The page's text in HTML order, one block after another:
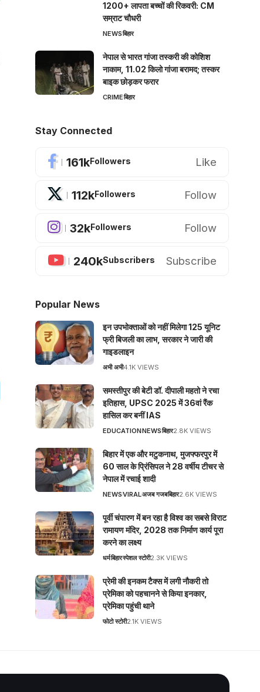
1200+ लापता बच्चों की रिकवरी: CM
सम्राट चौधरी
NEWSबिहार
नेपाल से भारत गांजा तस्करी की कोशिश
नाकाम, 11.02 किलो गांजा बरामद; तस्कर
बाइक छोड़कर फरार
CRIMEबिहार
Stay Connected
161kFollowers Like
112kFollowers Follow
32kFollowers Follow
240kSubscribers Subscribe
Popular News
इन उपभोक्ताओं को नहीं मिलेगा 125 यूनिट
फ्री बिजली का लाभ, सरकार ने जारी की
गाइडलाइन
अभी अभी4.1K VIEWS
समस्तीपुर की बेटी डॉ. दीपाली महतो ने रचा
इतिहास, UPSC 2025 में 36वां रैंक
हासिल कर बनीं IAS
EDUCATIONNEWSबिहार2.8K VIEWS
बिहार में एक और मटुकनाथ, मुजफ्फरपुर में
60 साल के प्रिंसिपल ने 28 वर्षीय टीचर से
नेपाल में रचाई शादी
NEWSVIRALअजब गजबबिहार2.6K VIEWS
पूर्वी चंपारण में बन रहा है विश्व का सबसे विराट
रामायण मंदिर, 2028 तक निर्माण कार्य पूरा
करने का लक्ष्य
धर्मबिहारस्पेशल स्टोरी2.3K VIEWS
प्रेमी की इनकम टैक्स में लगी नौकरी तो
प्रेमिका को पहचानने से किया इनकार,
प्रेमिका पहुंची थाने
फोटो स्टोरी2.1K VIEWS